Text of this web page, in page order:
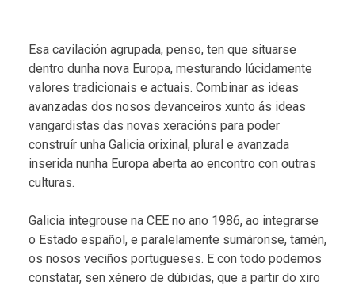
Esa cavilación agrupada, penso, ten que situarse
dentro dunha nova Europa, mesturando lúcidamente
valores tradicionais e actuais. Combinar as ideas
avanzadas dos nosos devanceiros xunto ás ideas
vangardistas das novas xeracións para poder
construír unha Galicia orixinal, plural e avanzada
inserida nunha Europa aberta ao encontro con outras
culturas.
Galicia integrouse na CEE no ano 1986, ao integrarse
o Estado español, e paralelamente sumáronse, tamén,
os nosos veciños portugueses. E con todo podemos
constatar, sen xénero de dúbidas, que a partir do xiro